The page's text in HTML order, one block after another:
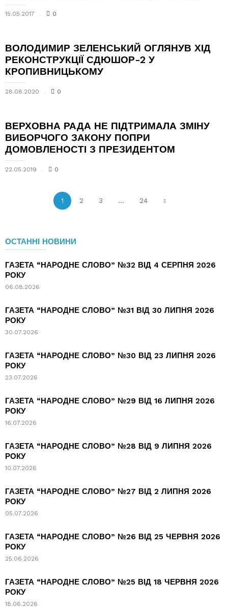
15.05.2017 0
ВОЛОДИМИР ЗЕЛЕНСЬКИЙ ОГЛЯНУВ ХІД
РЕКОНСТРУКЦІЇ СДЮШОР-2 У
КРОПИВНИЦЬКОМУ
28.08.2020 0
ВЕРХОВНА РАДА НЕ ПІДТРИМАЛА ЗМІНУ
ВИБОРЧОГО ЗАКОНУ ПОПРИ
ДОМОВЛЕНОСТІ З ПРЕЗИДЕНТОМ
22.05.2019 0
1 2 3 ... 24
ОСТАННІ НОВИНИ
ГАЗЕТА “НАРОДНЕ СЛОВО” №32 ВІД 4 СЕРПНЯ 2026
РОКУ
06.08.2026
ГАЗЕТА “НАРОДНЕ СЛОВО” №31 ВІД 30 ЛИПНЯ 2026
РОКУ
30.07.2026
ГАЗЕТА “НАРОДНЕ СЛОВО” №30 ВІД 23 ЛИПНЯ 2026
РОКУ
23.07.2026
ГАЗЕТА “НАРОДНЕ СЛОВО” №29 ВІД 16 ЛИПНЯ 2026
РОКУ
16.07.2026
ГАЗЕТА “НАРОДНЕ СЛОВО” №28 ВІД 9 ЛИПНЯ 2026
РОКУ
10.07.2026
ГАЗЕТА “НАРОДНЕ СЛОВО” №27 ВІД 2 ЛИПНЯ 2026
РОКУ
05.07.2026
ГАЗЕТА “НАРОДНЕ СЛОВО” №26 ВІД 25 ЧЕРВНЯ 2026
РОКУ
25.06.2026
ГАЗЕТА “НАРОДНЕ СЛОВО” №25 ВІД 18 ЧЕРВНЯ 2026
РОКУ
18.06.2026